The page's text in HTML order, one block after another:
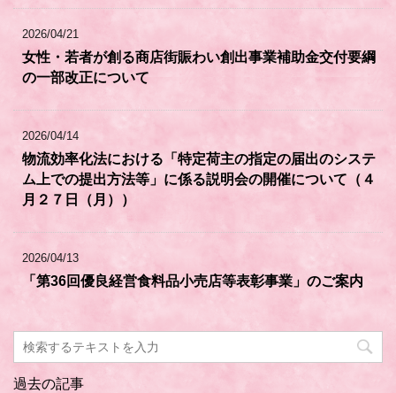
2026/04/21
女性・若者が創る商店街賑わい創出事業補助金交付要綱
の一部改正について
2026/04/14
物流効率化法における「特定荷主の指定の届出のシステ
ム上での提出方法等」に係る説明会の開催について（４
月２７日（月））
2026/04/13
「第36回優良経営食料品小売店等表彰事業」のご案内
過去の記事